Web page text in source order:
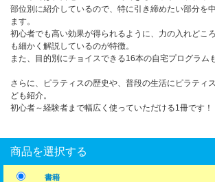
部位別に紹介しているので、特に引き締めたい部分を
ます。
初心者でも高い効果が得られるように、力の入れどこ
も細かく解説しているのが特徴。
また、目的別にチョイスできる16本の自宅プログラム
さらに、ピラティスの歴史や、普段の生活にピラティ
ども紹介。
初心者～経験者まで幅広く使っていただける1冊です！
商品を選択する
書籍